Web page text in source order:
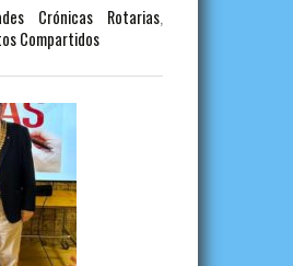
Crónicas Rotarias,
Compartidos